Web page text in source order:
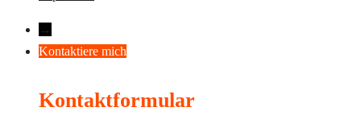
→
Kontaktiere mich
Kontaktformular